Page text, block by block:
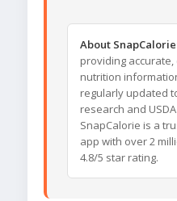
About
providing
nutrition
regularly updated
research and
SnapCalorie is a
app with over 2
4.8/5 star rating.